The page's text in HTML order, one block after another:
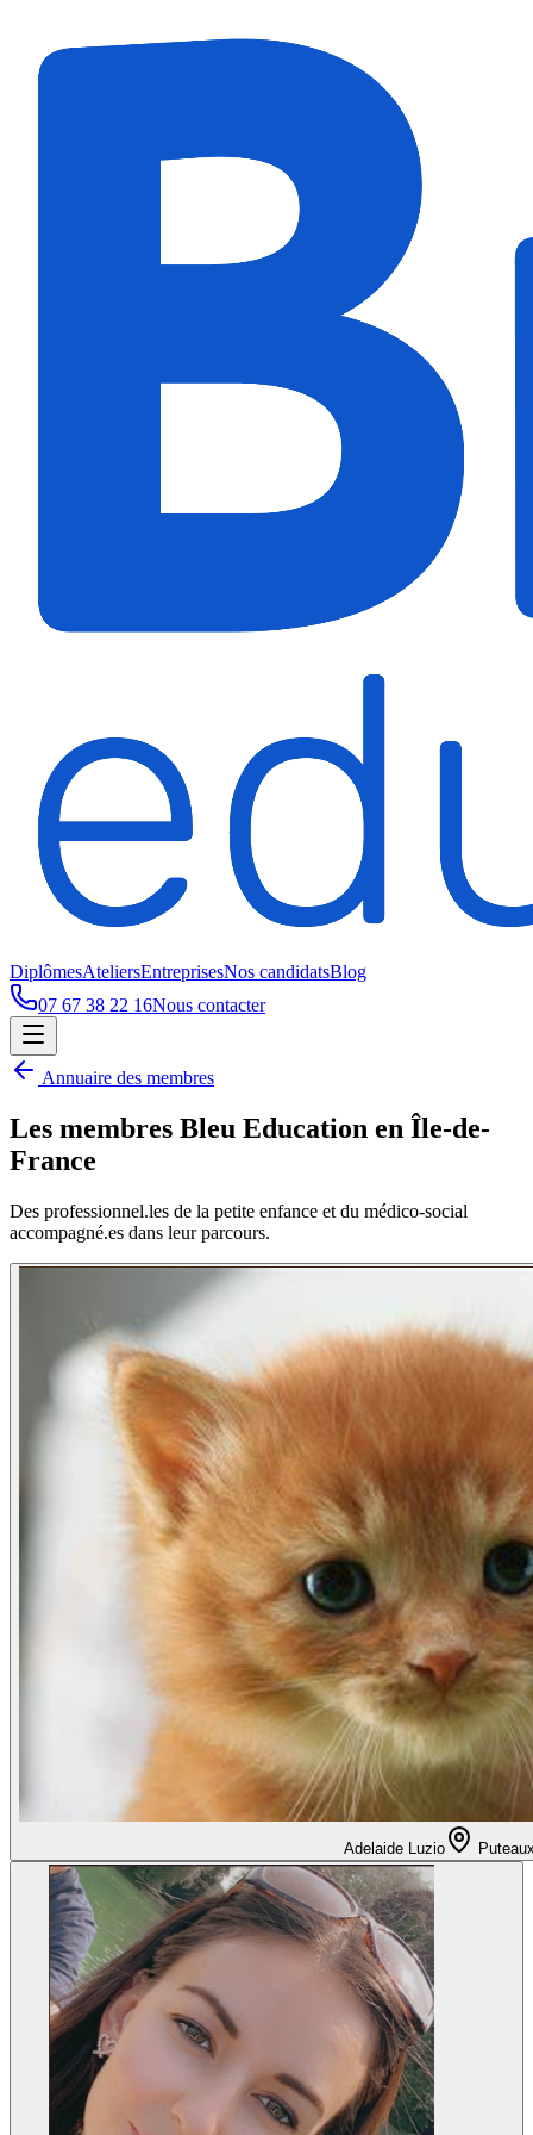
DiplômesAteliersEntreprisesNos candidatsBlog
07 67 38 22 16Nous contacter
Annuaire des membres
Les membres Bleu Education en Île-de-
France
Des professionnel.les de la petite enfance et du médico-social
accompagné.es dans leur parcours.
Adelaide Luzio